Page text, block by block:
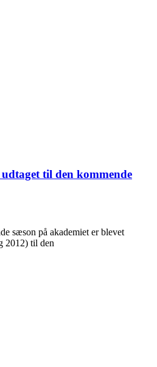
til den kommende
sæson på akademiet er blevet
2012) til den